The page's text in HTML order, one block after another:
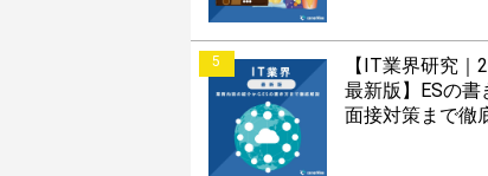
5
【IT業界研究｜
最新版】ESの書
面接対策まで徹